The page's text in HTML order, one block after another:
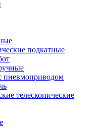
подкатные
пневмоприводом
телескопические